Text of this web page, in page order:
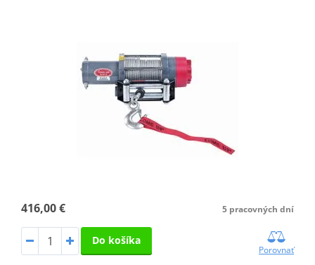
416,00 € 5 pracovných dní
Do košíka
Porovnať